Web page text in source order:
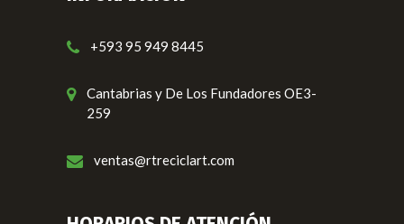
+593 95 949 8445
Cantabrias y De Los Fundadores OE3-
259
ventas@rtreciclart.com